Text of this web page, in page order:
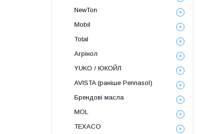
NewTon
Mobil
Total
Агрінол
YUKO / ЮКОЙЛ
AVISTA (раніше Pennasol)
Брендові масла
MOL
TEXACO